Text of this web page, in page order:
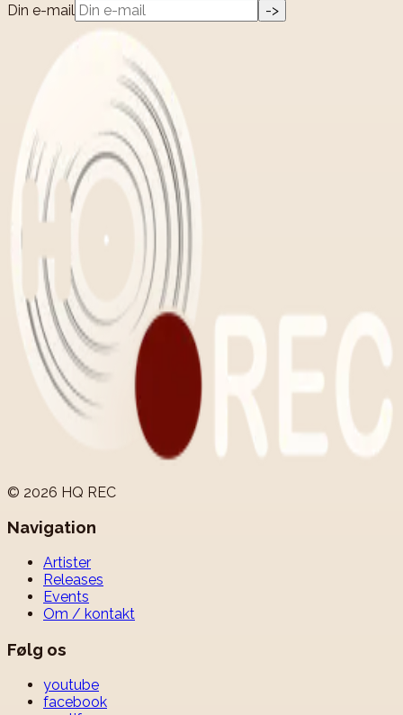
Din e-mail
->
© 2026 HQ REC
Navigation
Artister
Releases
Events
Om / kontakt
Følg os
youtube
facebook